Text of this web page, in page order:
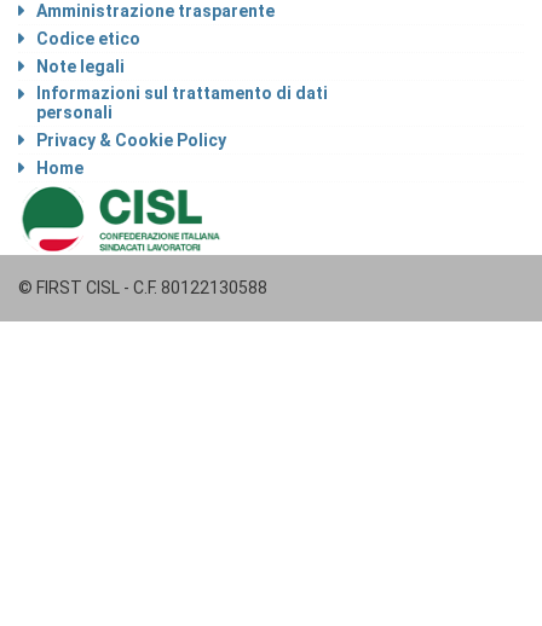
Amministrazione trasparente
Codice etico
Note legali
Informazioni sul trattamento di dati
personali
Privacy & Cookie Policy
Home
© FIRST CISL - C.F. 80122130588